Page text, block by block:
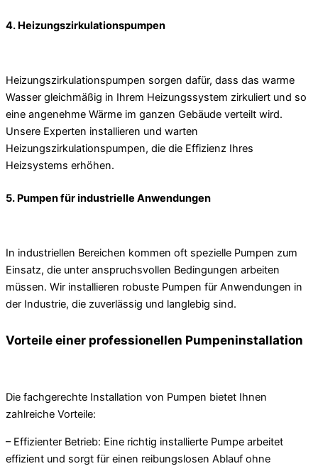
4. Heizungszirkulationspumpen
Heizungszirkulationspumpen sorgen dafür, dass das warme
Wasser gleichmäßig in Ihrem Heizungssystem zirkuliert und so
eine angenehme Wärme im ganzen Gebäude verteilt wird.
Unsere Experten installieren und warten
Heizungszirkulationspumpen, die die Effizienz Ihres
Heizsystems erhöhen.
5. Pumpen für industrielle Anwendungen
In industriellen Bereichen kommen oft spezielle Pumpen zum
Einsatz, die unter anspruchsvollen Bedingungen arbeiten
müssen. Wir installieren robuste Pumpen für Anwendungen in
der Industrie, die zuverlässig und langlebig sind.
Vorteile einer professionellen Pumpeninstallation
Die fachgerechte Installation von Pumpen bietet Ihnen
zahlreiche Vorteile:
– Effizienter Betrieb: Eine richtig installierte Pumpe arbeitet
effizient und sorgt für einen reibungslosen Ablauf ohne